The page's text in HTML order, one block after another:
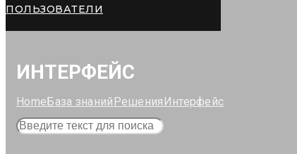
ПОЛЬЗОВАТЕЛИ
ИНТЕРФЕЙС
HomeБаза знаний Решения Интерфейс